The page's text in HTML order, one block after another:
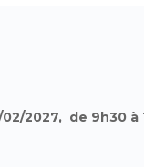
2027, de 9h30 à